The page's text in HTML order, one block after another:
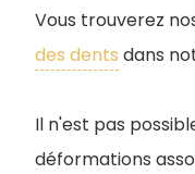
Vous trouverez
des dents dans
Il n'est pas
déformations